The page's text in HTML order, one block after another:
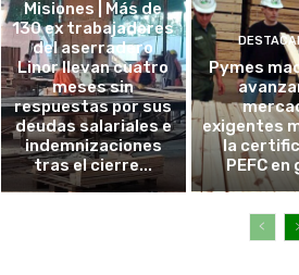
Misiones | Más de
130 ex trabajadores
del aserradero
Linor llevan cuatro
meses sin
respuestas por sus
deudas salariales e
indemnizaciones
tras el cierre...
Pymes
exigentes
la
PEFC en